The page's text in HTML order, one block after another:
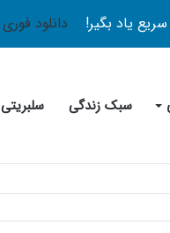
یاد بگیر! دانلود فوری
سبک زندگی سلبریتی